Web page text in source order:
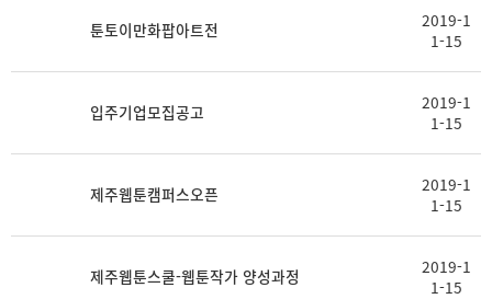
툰토이만화팝아트전
2019-1
1-15
입주기업모집공고
2019-1
1-15
제주웹툰캠퍼스오픈
2019-1
1-15
제주웹툰스쿨-웹툰작가 양성과정
2019-1
1-15